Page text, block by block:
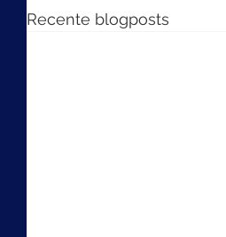
Recente blogposts